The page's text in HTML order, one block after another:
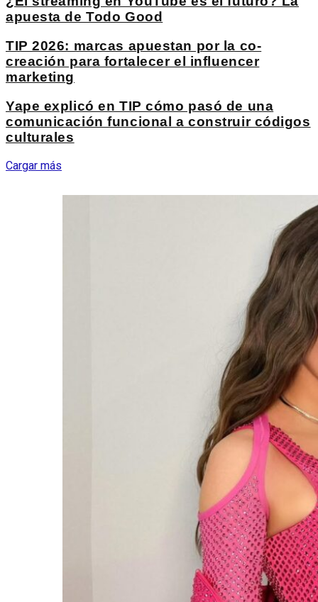
apuesta de Todo Good
TIP 2026: marcas apuestan por la co-
creación para fortalecer el influencer
marketing
Yape explicó en TIP cómo pasó de una
comunicación funcional a construir códigos
culturales
Cargar más